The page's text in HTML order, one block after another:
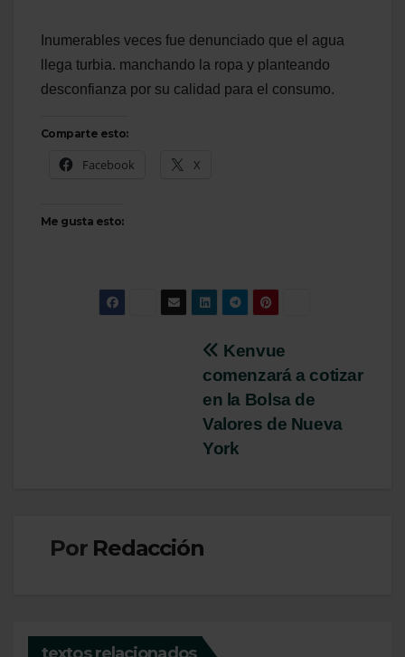
Inumerables veces fue denunciado que el agua
llega turbia. manchando la ropa y planteando
desconfianza por su calidad para el consumo.
Comparte esto:
Facebook X
Me gusta esto:
Kenvue
comenzará a cotizar
en la Bolsa de
Valores de Nueva
York
Por Redacción